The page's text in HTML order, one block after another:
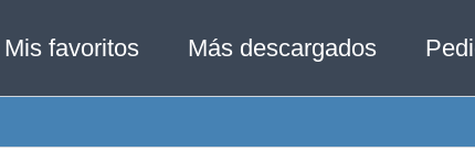
Mis favoritos Más descargados